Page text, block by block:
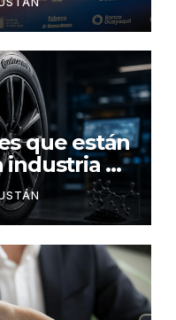
que están
industria de
el